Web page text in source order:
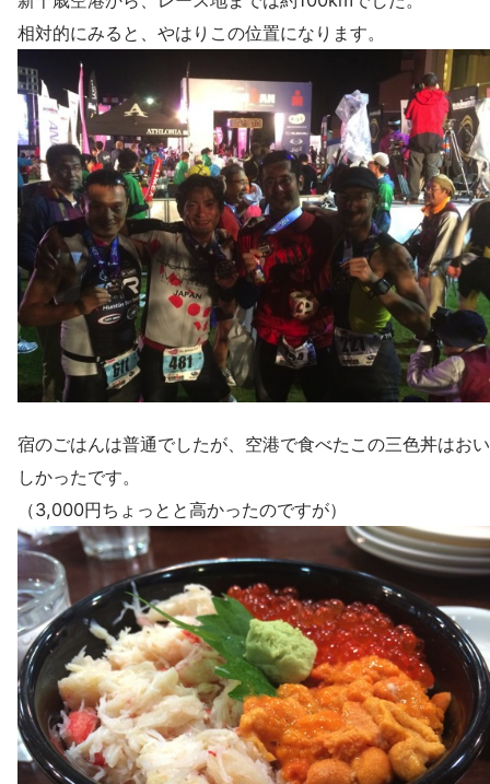
相対的にみると、やはりこの位置になります。
宿のごはんは普通でしたが、空港で食べたこの三色丼はおい
しかったです。
（3,000円ちょっとと高かったのですが）